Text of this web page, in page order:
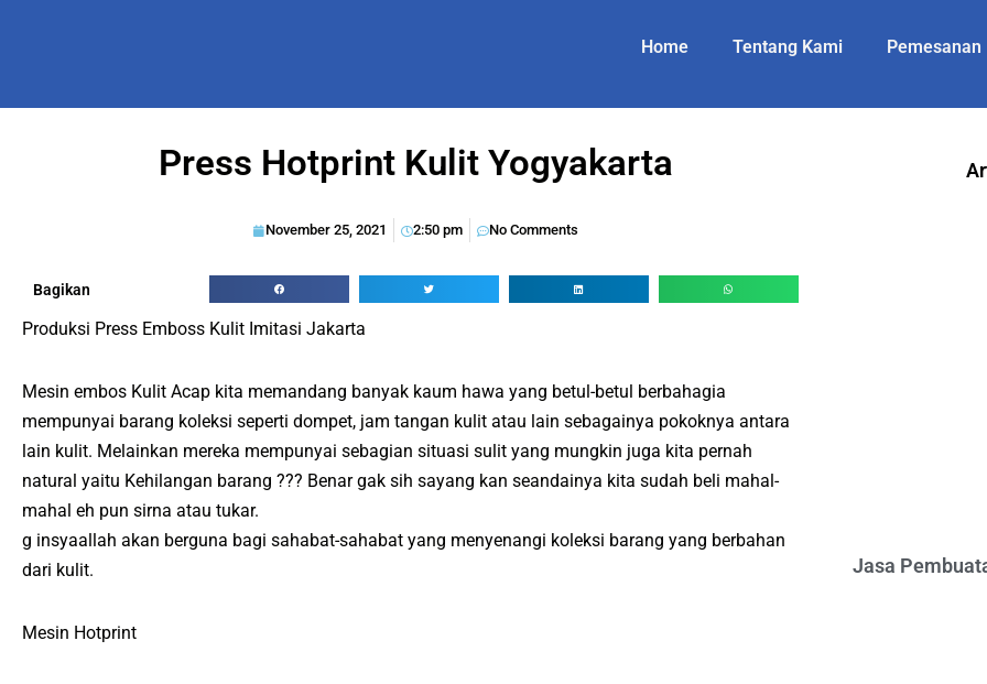
Home Tentang Kami Pemesanan
Press Hotprint Kulit Yogyakarta
November 25, 2021 2:50 pm No Comments
Bagikan
Produksi Press Emboss Kulit Imitasi Jakarta
Mesin embos Kulit Acap kita memandang banyak kaum hawa yang betul-betul berbahagia
mempunyai barang koleksi seperti dompet, jam tangan kulit atau lain sebagainya pokoknya antara
lain kulit. Melainkan mereka mempunyai sebagian situasi sulit yang mungkin juga kita pernah
natural yaitu Kehilangan barang ??? Benar gak sih sayang kan seandainya kita sudah beli mahal-
mahal eh pun sirna atau tukar.
g insyaallah akan berguna bagi sahabat-sahabat yang menyenangi koleksi barang yang berbahan
dari kulit.
Mesin Hotprint
Jasa